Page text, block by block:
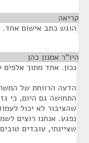
קריאה
הוגש כתב אישום אחד.
היו"ר אמנון כהן
נכון. אחד מתוך
הדעה הרווחת של
התחושה גם היום, כי
שהציבור לא יכול
נפגע. אנחנו רוצים
שציינתי, עובדים